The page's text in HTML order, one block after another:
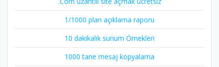
1/1000 plan açıklama raporu
10 dakikalık sunum Örnekleri
1000 tane mesaj kopyalama